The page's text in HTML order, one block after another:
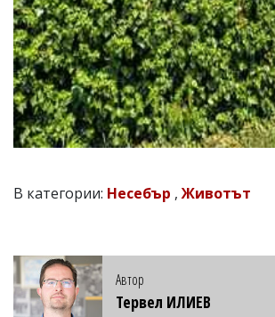
В категории: Несебър ,Животът
Автор
Тервел ИЛИЕВ